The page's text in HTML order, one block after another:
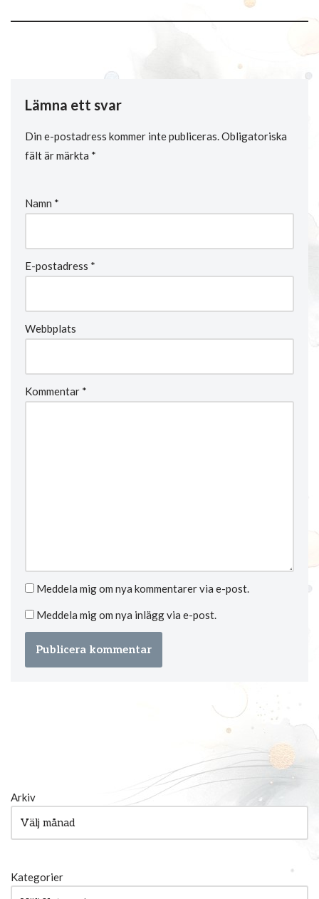
Lämna ett svar
Din e-postadress kommer inte publiceras.Obligatoriska
fält är märkta *
Namn *
E-postadress *
Webbplats
Kommentar *
Meddela mig om nya kommentarer via e-post.
Meddela mig om nya inlägg via e-post.
Arkiv
Kategorier